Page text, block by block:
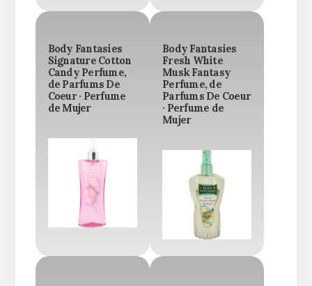
Body Fantasies
Signature Cotton
Candy Perfume,
de Parfums De
Coeur · Perfume
de Mujer
Body Fantasies
Fresh White
Musk Fantasy
Perfume, de
Parfums De Coeur
· Perfume de
Mujer